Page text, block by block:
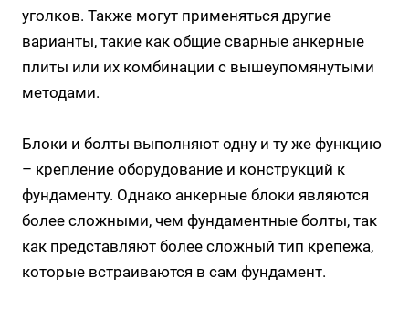
уголков. Также могут применяться другие
варианты, такие как общие сварные анкерные
плиты или их комбинации с вышеупомянутыми
методами.
Блоки и болты выполняют одну и ту же функцию
– крепление оборудование и конструкций к
фундаменту. Однако анкерные блоки являются
более сложными, чем фундаментные болты, так
как представляют более сложный тип крепежа,
которые встраиваются в сам фундамент.